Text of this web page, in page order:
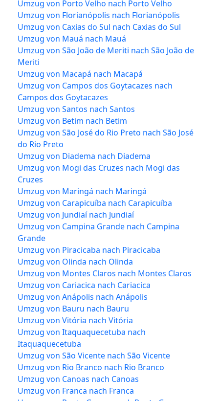
Umzug von Porto Velho nach Porto Velho
Umzug von Florianópolis nach Florianópolis
Umzug von Caxias do Sul nach Caxias do Sul
Umzug von Mauá nach Mauá
Umzug von São João de Meriti nach São João de
Meriti
Umzug von Macapá nach Macapá
Umzug von Campos dos Goytacazes nach
Campos dos Goytacazes
Umzug von Santos nach Santos
Umzug von Betim nach Betim
Umzug von São José do Rio Preto nach São José
do Rio Preto
Umzug von Diadema nach Diadema
Umzug von Mogi das Cruzes nach Mogi das
Cruzes
Umzug von Maringá nach Maringá
Umzug von Carapicuíba nach Carapicuíba
Umzug von Jundiaí nach Jundiaí
Umzug von Campina Grande nach Campina
Grande
Umzug von Piracicaba nach Piracicaba
Umzug von Olinda nach Olinda
Umzug von Montes Claros nach Montes Claros
Umzug von Cariacica nach Cariacica
Umzug von Anápolis nach Anápolis
Umzug von Bauru nach Bauru
Umzug von Vitória nach Vitória
Umzug von Itaquaquecetuba nach
Itaquaquecetuba
Umzug von São Vicente nach São Vicente
Umzug von Rio Branco nach Rio Branco
Umzug von Canoas nach Canoas
Umzug von Franca nach Franca